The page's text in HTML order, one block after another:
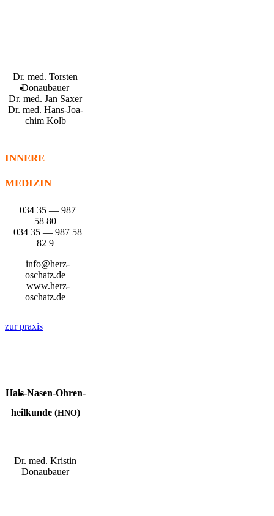
Dr. med. Tors­ten
Donaubauer
Dr. med. Jan Saxer
Dr. med. Hans-Joa­
chim Kolb
INNERE
MEDIZIN
034 35 — 987
58 80
034 35 — 987 58
82 9
info@herz-
oschatz.de
www.herz-
oschatz.de
zur pra­xis
Hals-Nasen-Ohren­
heil­kun­de (HNO)
Dr. med. Kris­tin
Donaubauer